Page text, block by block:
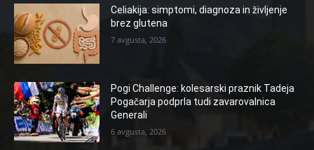
Celiakija: simptomi, diagnoza in življenje
brez glutena
7 avgusta, 2026
Pogi Challenge: kolesarski praznik Tadeja
Pogačarja podprla tudi zavarovalnica
Generali
6 avgusta, 2026